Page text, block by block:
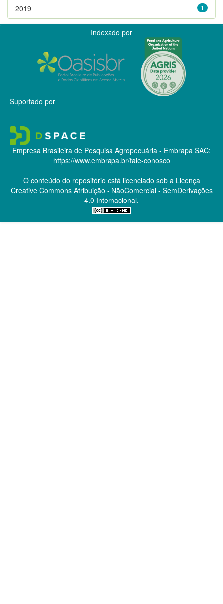
1
2019
Indexado por
Suportado por
Empresa Brasileira de Pesquisa Agropecuária - Embrapa SAC:
https://www.embrapa.br/fale-conosco
O conteúdo do repositório está licenciado sob a Licença
Creative CommonsAtribuição - NãoComercial - SemDerivações
4.0 Internacional.